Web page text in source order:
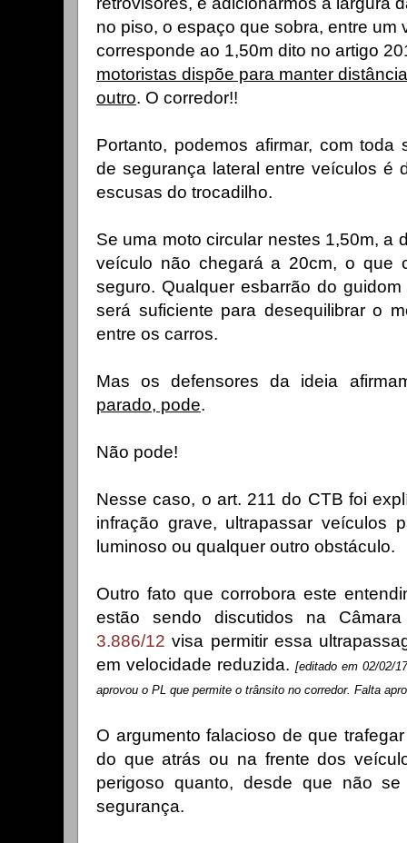
no piso, o espaço que sobra, entre um
corresponde ao 1,50m dito no artigo
motoristas dispõe para manter
outro. O corredor!!
Portanto, podemos afirmar, com toda
de segurança lateral entre veículos é
escusas do trocadilho.
Se uma moto circular nestes 1,50m, a
veículo não chegará a 20cm, o que
seguro. Qualquer esbarrão do
será suficiente para desequilibrar o
entre os carros.
Mas os defensores da ideia
parado, pode.
Não pode!
Nesse caso, o art. 211 do CTB foi
infração grave, ultrapassar veículos
luminoso ou qualquer outro obstáculo.
Outro fato que corrobora este
estão sendo discutidos na
3.886/12 visa permitir essa
em velocidade reduzida. [editado em 02/02/
aprovou o PL que permite o trânsito no corredor. Falta
O argumento falacioso de que
do que atrás ou na frente dos
perigoso quanto, desde que não
segurança.